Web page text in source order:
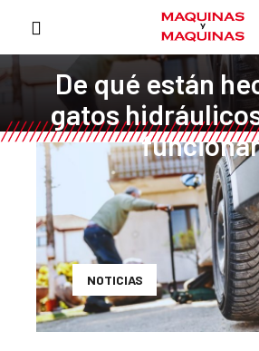
De qué están
gatos
NOTICIAS